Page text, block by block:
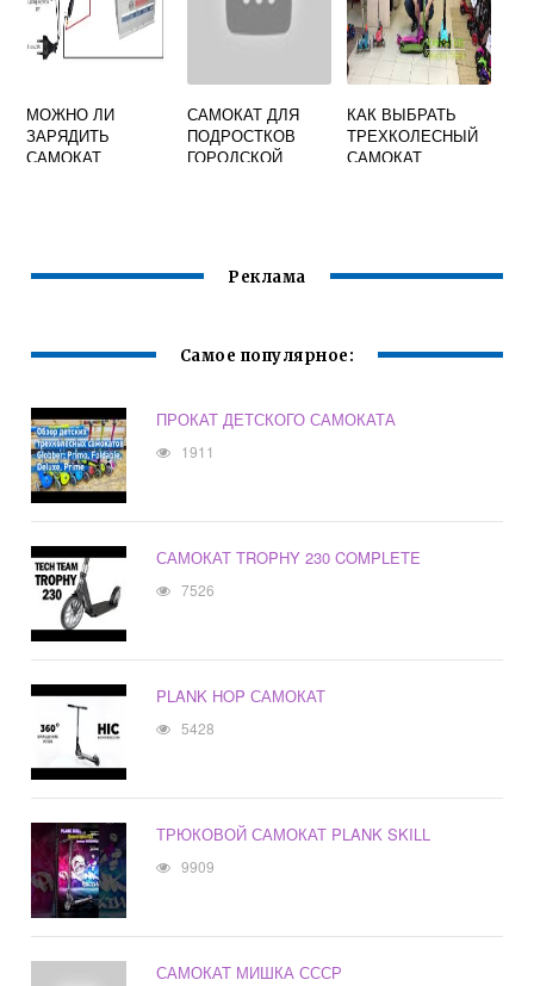
МОЖНО ЛИ
ЗАРЯДИТЬ
САМОКАТ
САМОКАТ ДЛЯ
ПОДРОСТКОВ
ГОРОДСКОЙ
КАК ВЫБРАТЬ
ТРЕХКОЛЕСНЫЙ
САМОКАТ
Реклама
Самое популярное:
ПРОКАТ ДЕТСКОГО САМОКАТА
1911
САМОКАТ TROPHY 230 COMPLETE
7526
PLANK HOP САМОКАТ
5428
ТРЮКОВОЙ САМОКАТ PLANK SKILL
9909
САМОКАТ МИШКА СССР